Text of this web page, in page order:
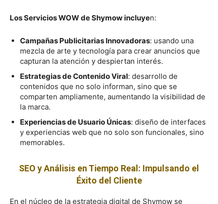
Los Servicios WOW de Shymow incluyen:
Campañas Publicitarias Innovadoras: usando una
mezcla de arte y tecnología para crear anuncios que
capturan la atención y despiertan interés.
Estrategias de Contenido Viral: desarrollo de
contenidos que no solo informan, sino que se
comparten ampliamente, aumentando la visibilidad de
la marca.
Experiencias de Usuario Únicas: diseño de interfaces
y experiencias web que no solo son funcionales, sino
memorables.
SEO y Análisis en Tiempo Real: Impulsando el
Éxito del Cliente
En el núcleo de la estrategia digital de Shymow se